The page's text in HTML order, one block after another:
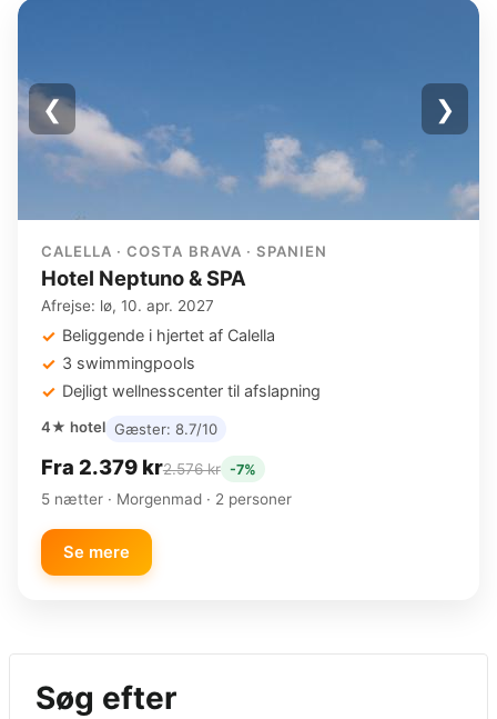
❮ ❯
CALELLA · COSTA BRAVA · SPANIEN
Hotel Neptuno & SPA
Afrejse: lø, 10. apr. 2027
Beliggende i hjertet af Calella
3 swimmingpools
Dejligt wellnesscenter til afslapning
4★ hotel Gæster: 8.7/10
Fra 2.379 kr2.576 kr -7%
5 nætter · Morgenmad · 2 personer
Se mere